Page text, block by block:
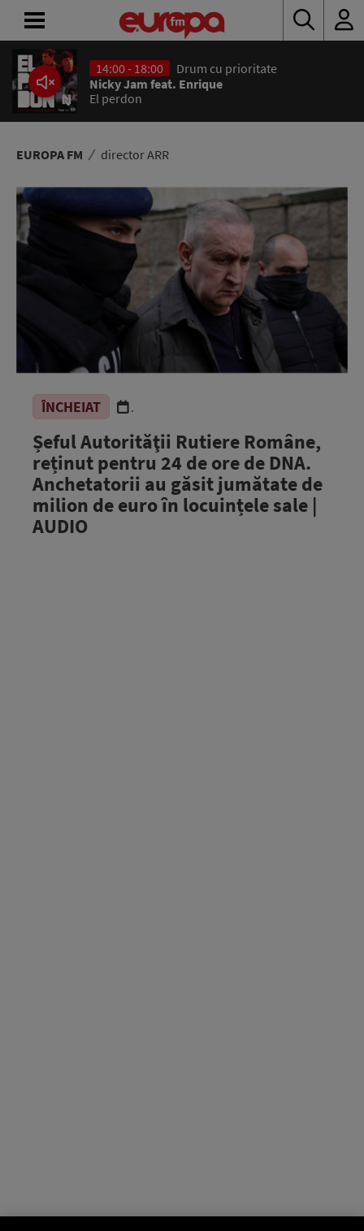
14:00 - 18:00
Drum cu prioritate
Nicky Jam feat. Enrique
El perdon
EUROPA FM director ARR
ÎNCHEIAT .
Șeful Autorităţii Rutiere Române,
reținut pentru 24 de ore de DNA.
Anchetatorii au găsit jumătate de
milion de euro în locuințele sale |
AUDIO
ACASĂ
ȘTIRI
RADIO
CONCURSURI
PODCAST
LIVE